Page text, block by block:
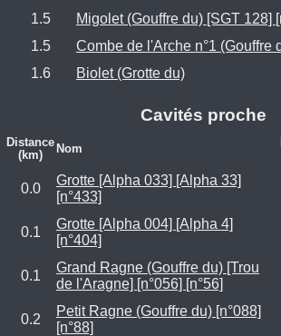
1.5
Migolet (Gouffre du) [SGT 128]
1.5
Combe de l'Arche n°1 (Gouffre
1.6
Biolet (Grotte du)
Cavités proche
Distance
(km)
Nom
0.0
Grotte [Alpha 033] [Alpha 33]
[n°433]
0.1
Grotte [Alpha 004] [Alpha 4]
[n°404]
0.1
Grand Ragne (Gouffre du) [Trou
de l'Aragne] [n°056] [n°56]
0.2
Petit Ragne (Gouffre du) [n°088]
[n°88]